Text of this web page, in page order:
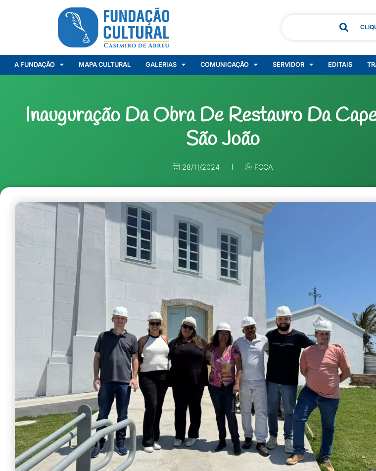
A FUNDAÇÃO MAPA CULTURAL GALERIAS COMUNICAÇÃO SERVIDOR EDITAIS
Inauguração Da Obra De Restauro Da
São João
28/11/2024 FCCA